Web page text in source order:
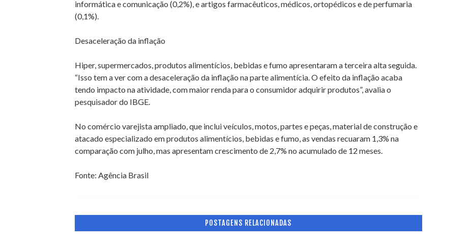
informática e comunicação (0,2%), e artigos farmacêuticos, médicos, ortopédicos e de perfumaria
(0,1%).
Desaceleração da inflação
Hiper, supermercados, produtos alimentícios, bebidas e fumo apresentaram a terceira alta seguida.
“Isso tem a ver com a desaceleração da inflação na parte alimentícia. O efeito da inflação acaba
tendo impacto na atividade, com maior renda para o consumidor adquirir produtos”, avalia o
pesquisador do IBGE.
No comércio varejista ampliado, que inclui veículos, motos, partes e peças, material de construção e
atacado especializado em produtos alimentícios, bebidas e fumo, as vendas recuaram 1,3% na
comparação com julho, mas apresentam crescimento de 2,7% no acumulado de 12 meses.
Fonte: Agência Brasil
POSTAGENS RELACIONADAS